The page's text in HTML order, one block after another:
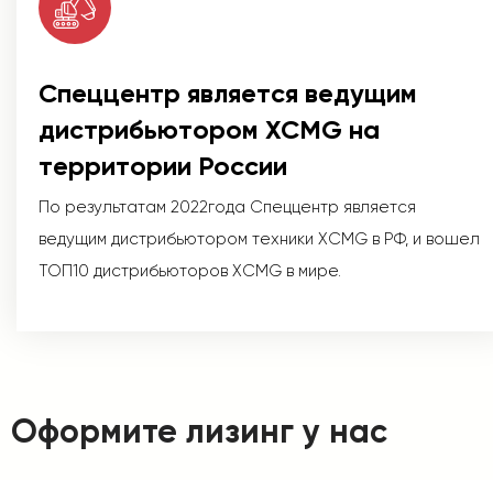
Спеццентр является ведущим
дистрибьютором XCMG на
территории России
По результатам 2022года Спеццентр является
ведущим дистрибьютором техники XCMG в РФ, и вошел
ТОП10 дистрибьюторов XCMG в мире.
Оформите лизинг у нас